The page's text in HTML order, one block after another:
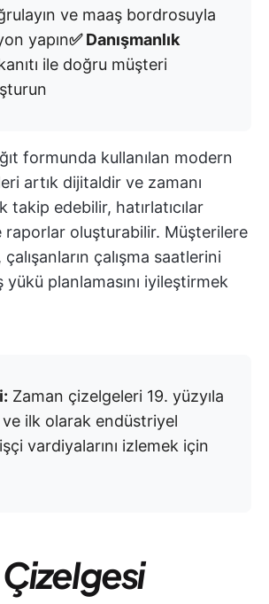
ve maaş bordrosuyla
yapın✅ Danışmanlık
ile doğru müşteri
formunda kullanılan modern
artık dijitaldir ve zamanı
edebilir, hatırlatıcılar
raporlar oluşturabilir. Müşterilere
çalışma saatlerini
planlamasını iyileştirmek
Zaman çizelgeleri 19. yüzyıla
ve ilk olarak endüstriyel
vardiyalarını izlemek için